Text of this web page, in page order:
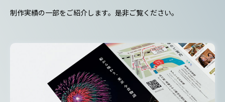
制作実績の一部をご紹介します。是非ご覧ください。